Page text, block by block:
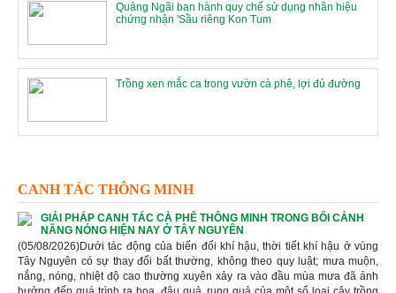
Quảng Ngãi ban hành quy chế sử dụng nhãn hiệu
chứng nhận 'Sầu riêng Kon Tum
Trồng xen mắc ca trong vườn cà phê, lợi đủ đường
CANH TÁC THÔNG MINH
GIẢI PHÁP CANH TÁC CÀ PHÊ THÔNG MINH TRONG BỐI CẢNH
NĂNG NÓNG HIỆN NAY Ở TÂY NGUYÊN
(05/08/2026)Dưới tác động của biến đổi khí hậu, thời tiết khí hậu ở vùng
Tây Nguyên có sự thay đổi bất thường, không theo quy luật; mưa muộn,
nắng, nóng, nhiệt độ cao thường xuyên xảy ra vào đầu mùa mưa đã ảnh